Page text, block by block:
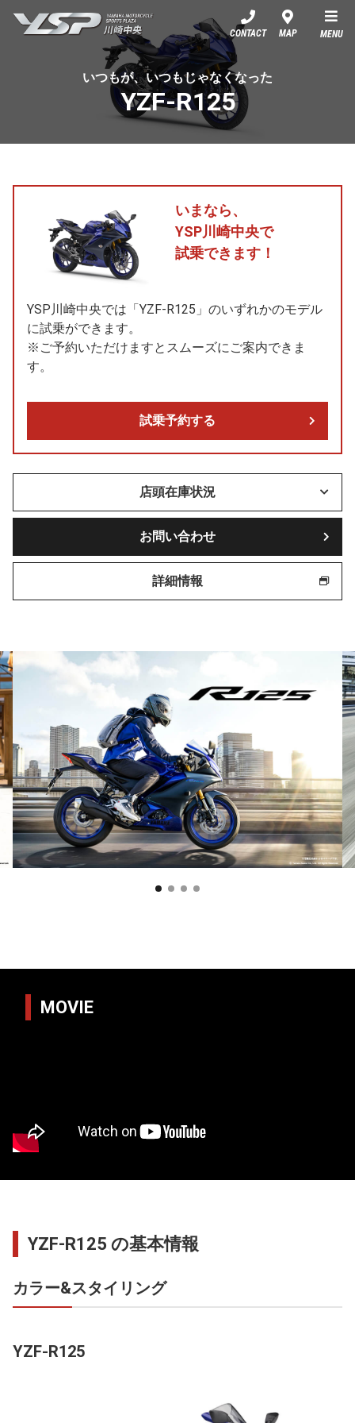
YSP川崎中央
CONTACT MAP MENU
いつもが、いつもじゃなくなった
YZF-R125
いまなら、
YSP川崎中央で
試乗できます！
YSP川崎中央では「YZF-R125」のいずれかのモデル
に試乗ができます。
※ご予約いただけますとスムーズにご案内できま
す。
試乗予約する
店頭在庫状況
お問い合わせ
詳細情報
MOVIE
YZF-R125 の基本情報
カラー&スタイリング
YZF-R125